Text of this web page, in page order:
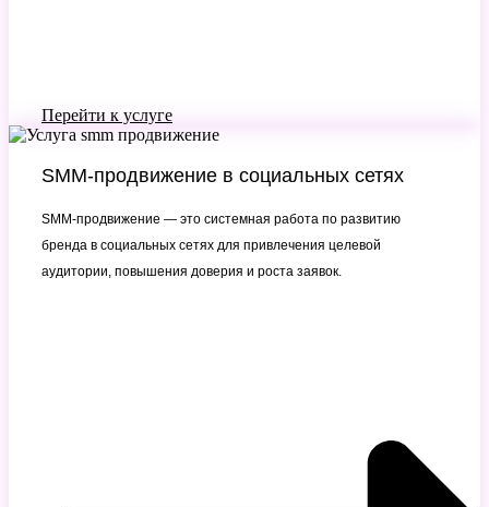
Перейти к услуге
SMM-продвижение в социальных сетях
SMM-продвижение — это системная работа по развитию
бренда в социальных сетях для привлечения целевой
аудитории, повышения доверия и роста заявок.